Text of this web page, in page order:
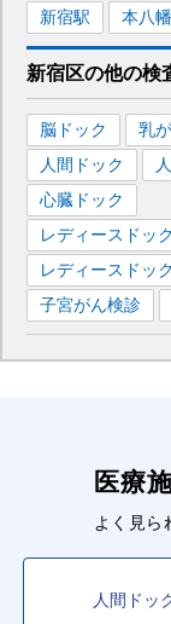
新宿駅 本八幡
新宿区の他の検
脳ドック 乳
人間ドック
心臓ドック
レディースドッ
レディースドッ
子宮がん検診
医療
よく見ら
人間ドッ